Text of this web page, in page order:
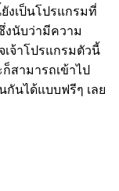
งเป็นโปรแกรมที่
งนับว่ามีความ
เจ้าโปรแกรมตัวนี้
สามารถเข้าไป
กันได้แบบฟรีๆ เลย